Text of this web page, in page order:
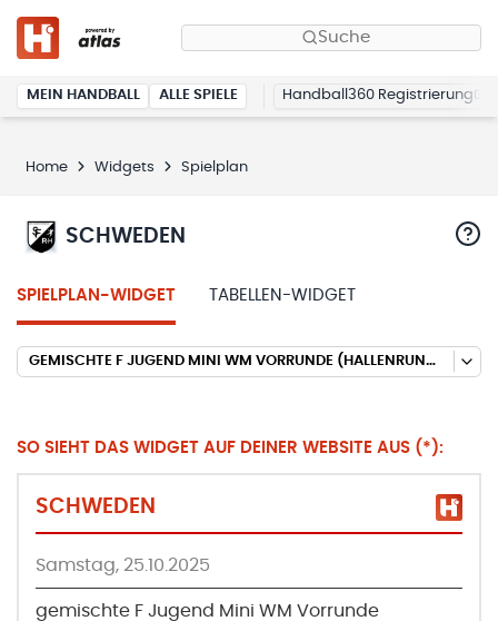
Suche
MEIN HANDBALL ALLE SPIELE Handball360 Registrierung
Home Widgets Spielplan
SCHWEDEN
SPIELPLAN-WIDGET TABELLEN-WIDGET
GEMISCHTE F JUGEND MINI WM VORRUNDE (HALLENRUNDE 2025/2026)
SO SIEHT DAS WIDGET AUF DEINER WEBSITE AUS (*):
SCHWEDEN
Samstag, 25.10.2025
gemischte F Jugend Mini WM Vorrunde